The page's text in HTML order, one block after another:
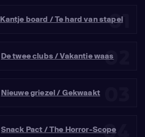
01
Kantje board / Te hard van stapel
02
De twee clubs / Vakantie waas
Nieuwe griezel / Gekwaakt
04
Snack Pact / The Horror-Scope